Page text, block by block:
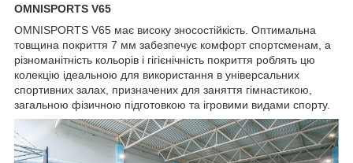
OMNISPORTS V65
OMNISPORTS V65 має високу зносостійкість. Оптимальна
товщина покриття 7 мм забезпечує комфорт спортсменам, а
різноманітність кольорів і гігієнічність покриття роблять цю
колекцію ідеальною для використання в універсальних
спортивних залах, призначених для заняття гімнастикою,
загальною фізичною підготовкою та ігровими видами спорту.